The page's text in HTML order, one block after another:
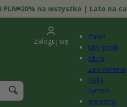
20% na wszystko | Lato na całego
Zaloguj się
Panel
Mój profil
Moje
zamówienia
Lista
życzeń
Jesteśmy